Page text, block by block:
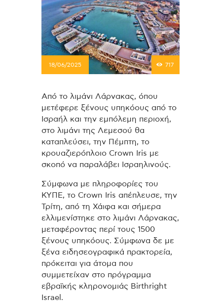
18/06/2025 717
Από το λιμάνι Λάρνακας, όπου
μετέφερε ξένους υπηκόους από το
Ισραήλ και την εμπόλεμη περιοχή,
στο λιμάνι της Λεμεσού θα
καταπλεύσει, την Πέμπτη, το
κρουαζιερόπλοιο Crown Iris με
σκοπό να παραλάβει Ισραηλινούς.
Σύμφωνα με πληροφορίες του
ΚΥΠΕ, το Crown Iris απέπλευσε, την
Τρίτη, από τη Χάιφα και σήμερα
ελλιμενίστηκε στο λιμάνι Λάρνακας,
μεταφέροντας περί τους 1500
ξένους υπηκόους. Σύμφωνα δε με
ξένα ειδησεογραφικά πρακτορεία,
πρόκειται για άτομα που
συμμετείχαν στο πρόγραμμα
εβραϊκής κληρονομιάς Birthright
Israel.